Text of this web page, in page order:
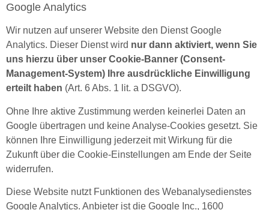
Google Analytics
Wir nutzen auf unserer Website den Dienst Google
Analytics. Dieser Dienst wird nur dann aktiviert, wenn Sie
uns hierzu über unser Cookie-Banner (Consent-
Management-System) Ihre ausdrückliche Einwilligung
erteilt haben (Art. 6 Abs. 1 lit. a DSGVO).
Ohne Ihre aktive Zustimmung werden keinerlei Daten an
Google übertragen und keine Analyse-Cookies gesetzt. Sie
können Ihre Einwilligung jederzeit mit Wirkung für die
Zukunft über die Cookie-Einstellungen am Ende der Seite
widerrufen.
Diese Website nutzt Funktionen des Webanalysedienstes
Google Analytics. Anbieter ist die Google Inc., 1600